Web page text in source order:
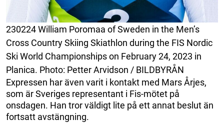
230224 William Poromaa of Sweden in the Men’s
Cross Country Skiing Skiathlon during the FIS Nordic
Ski World Championships on February 24, 2023 in
Planica. Photo: Petter Arvidson / BILDBYRÅN
Expressen har även varit i kontakt med Mars Årjes,
som är Sveriges representant i Fis-mötet på
onsdagen. Han tror väldigt lite på ett annat beslut än
fortsatt avstängning.